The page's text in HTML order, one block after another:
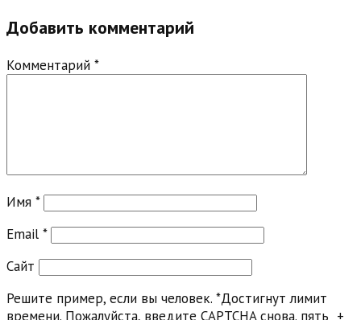
Добавить комментарий
Комментарий *
Имя *
Email *
Сайт
Решите пример, если вы человек. *Достигнут лимит
времени. Пожалуйста, введите CAPTCHA снова. пять +